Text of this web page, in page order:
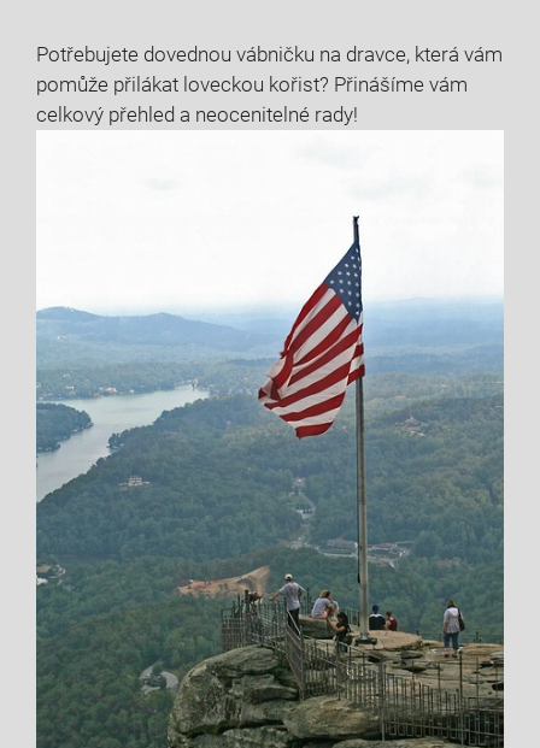
Potřebujete dovednou vábničku na dravce, která vám
pomůže přilákat loveckou kořist? Přinášíme vám
celkový přehled a neocenitelné rady!